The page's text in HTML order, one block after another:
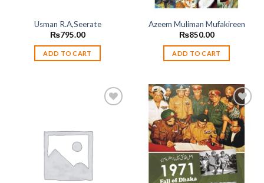
Usman R.A,Seerate
₨795.00
ADD TO CART
Azeem Muliman Mufakireen
₨850.00
ADD TO CART
Add to
wishlist